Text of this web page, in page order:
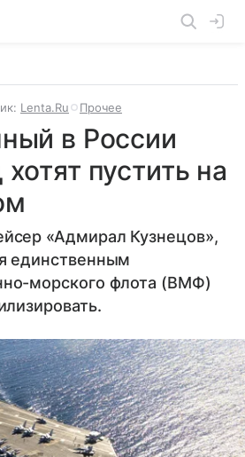
Lenta.Ru Прочее
в России
пустить на
«Адмирал Кузнецов»,
единственным
морского флота (ВМФ)